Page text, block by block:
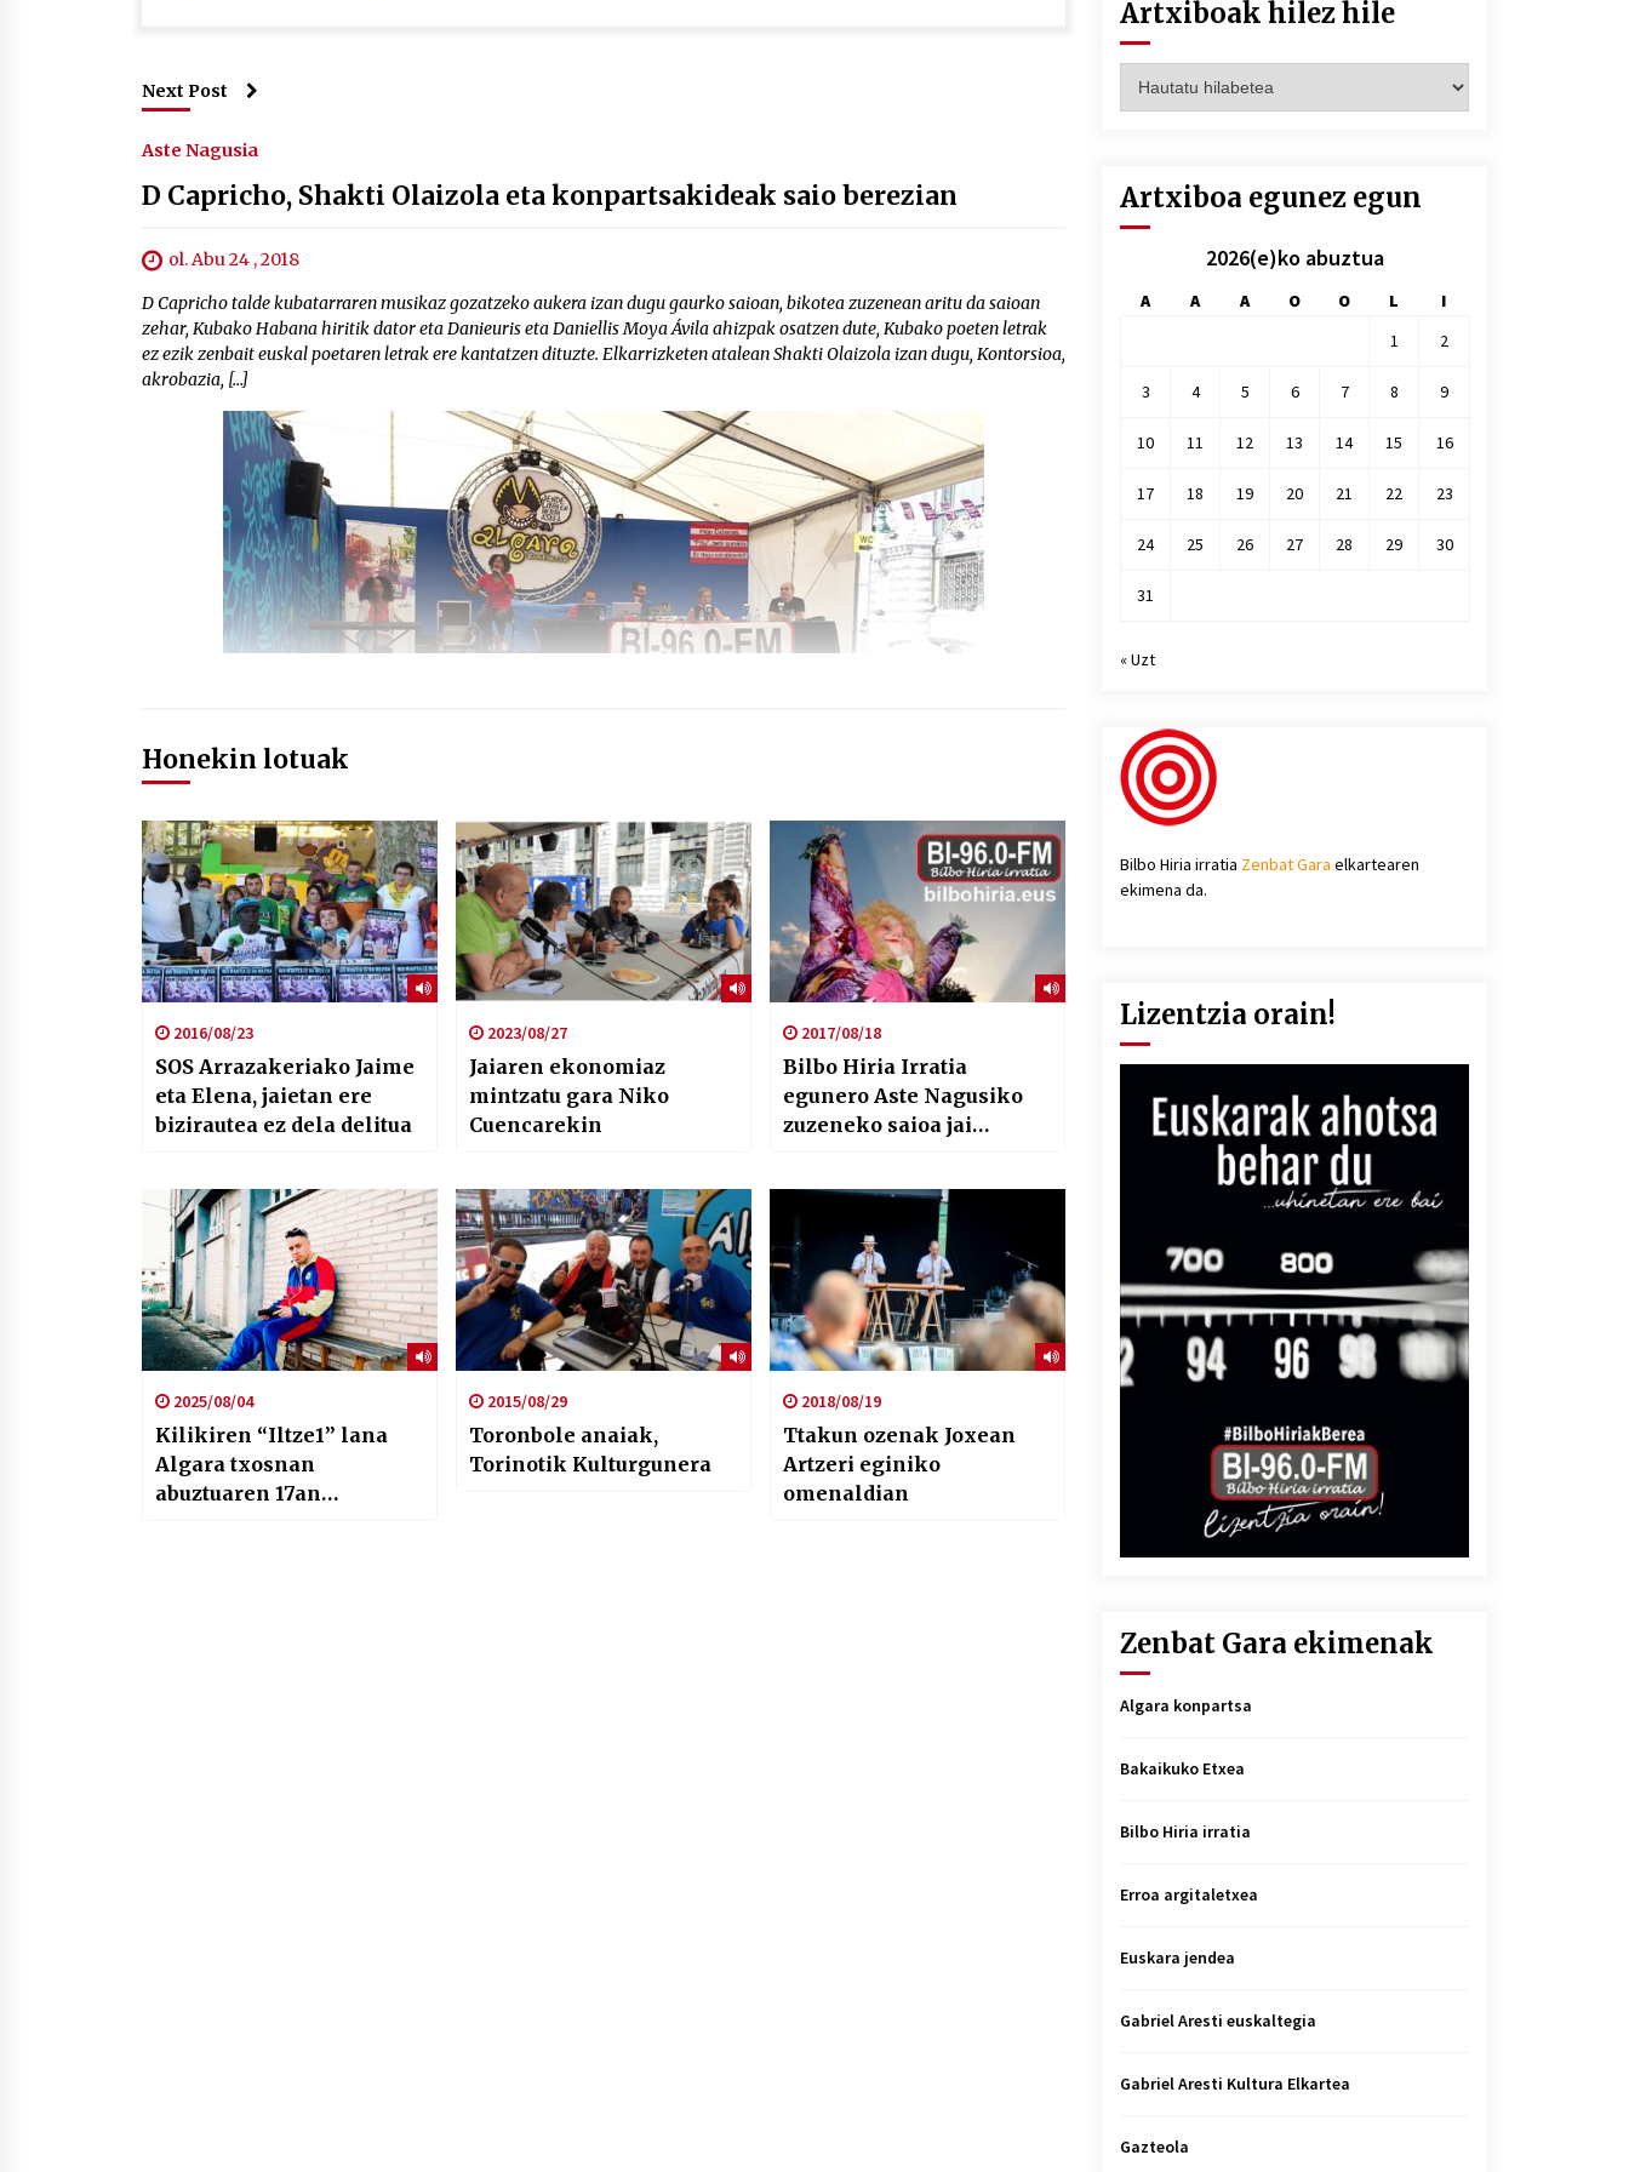
Next Post
Aste Nagusia
D Capricho, Shakti Olaizola eta konpartsakideak saio berezian
ol. Abu 24 , 2018
D Capricho talde kubatarraren musikaz gozatzeko aukera izan dugu gaurko saioan, bikotea zuzenean aritu da saioan
zehar, Kubako Habana hiritik dator eta Danieuris eta Daniellis Moya Ávila ahizpak osatzen dute, Kubako poeten letrak
ez ezik zenbait euskal poetaren letrak ere kantatzen dituzte. Elkarrizketen atalean Shakti Olaizola izan dugu, Kontorsioa,
akrobazia, […]
Honekin lotuak
2016/08/23
SOS Arrazakeriako Jaime
eta Elena, jaietan ere
bizirautea ez dela delitua
2023/08/27
Jaiaren ekonomiaz
mintzatu gara Niko
Cuencarekin
2017/08/18
Bilbo Hiria Irratia
egunero Aste Nagusiko
zuzeneko saioa jai
2025/08/04
Kilikiren “Iltze1” lana
Algara txosnan
abuztuaren 17an
2015/08/29
Toronbole anaiak,
Torinotik Kulturgunera
2018/08/19
Ttakun ozenak Joxean
Artzeri eginiko
omenaldian
Artxiboak hilez hile
hilez
Artxiboa egunez egun
2026(e)ko abuztua
A A A O O L
I
1
2
3 4 5 6 7 8 9
10 11 12 13 14 15 16
17 18 19 20 21 22 23
24 25 26 27 28 29 30
31
« Uzt
Bilbo Hiria irratia Zenbat Gara elkartearen
ekimena da.
Lizentzia orain!
Zenbat Gara ekimenak
Algara konpartsa
Bakaikuko Etxea
Bilbo Hiria irratia
Erroa argitaletxea
Euskara jendea
Gabriel Aresti euskaltegia
Gabriel Aresti Kultura Elkartea
Gazteola